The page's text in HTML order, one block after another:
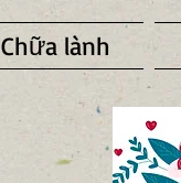
Chữa lành